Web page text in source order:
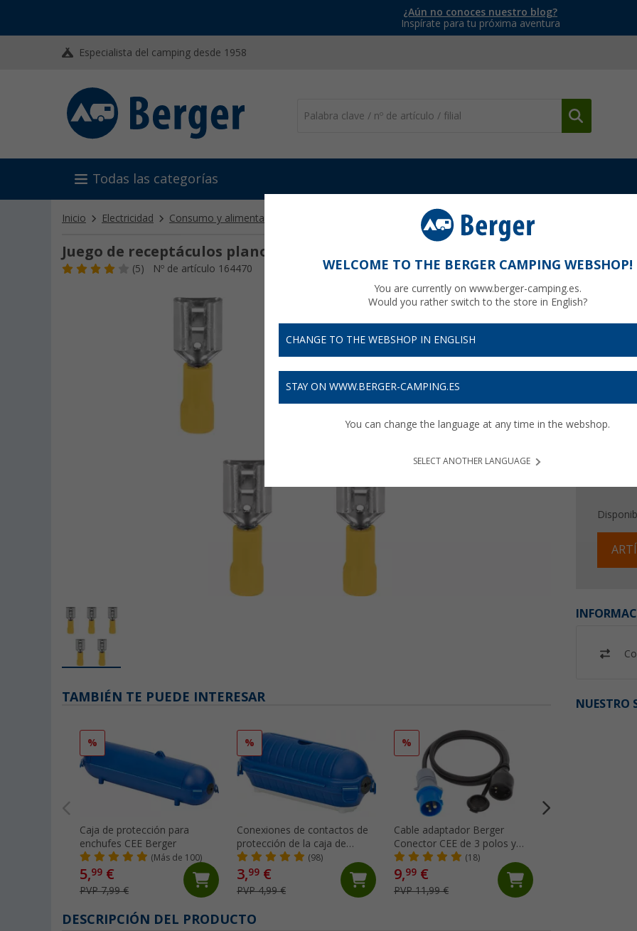
¿Aún no conoces nuestro blog?
Inspírate para tu próxima aventura
Especialista del camping desde 1958
Todas las categorías
Inicio Electricidad Consumo y alimentación de energía Otros accesorios eléctricos Juego de receptáculos planos
Juego de receptáculos planos
(5) Nº de artículo 164470
1,
Precios
Recibe
NUESTRO
TAMBIÉN TE PUEDE INTERESAR
%
Caja de protección para
enchufes CEE Berger
(Más de 100)
5,99 €
PVP 7,99 €
%
Conexiones de contactos de
protección de la caja de
seguridad Berger(98)
3,99 €
PVP 4,99 €
%
Cable adaptador Berger
Conector CEE de 3 polos y
acoplamiento de contacto de
puesta a tierra 1,5 m
(18)
9,99 €
PVP 11,99 €
DESCRIPCIÓN DEL PRODUCTO
WELCOME TO THE BERGER CAMPING WEBSHOP!
You are currently on www.berger-camping.es.
Would you rather switch to the store in English?
CHANGE TO THE WEBSHOP IN ENGLISH
STAY ON WWW.BERGER-CAMPING.ES
You can change the language at any time in the webshop.
SELECT ANOTHER LANGUAGE